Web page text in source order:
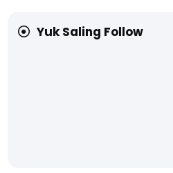
Yuk Saling Follow